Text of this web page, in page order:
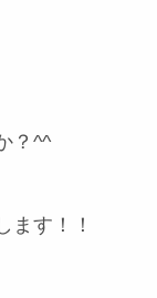
？^^
ます！！